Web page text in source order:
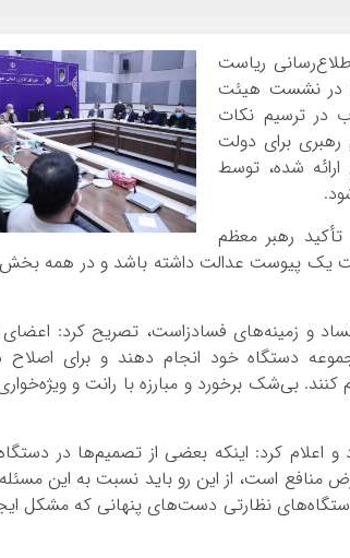
ریاست
در نشست هیئت
در ترسیم نکات
برای دولت
شده، توسط
رهبر معظم
دولت یک پیوست عدالت داشته باشد و در همه
و زمینه‌های فسادزاست، تصریح کرد:
دستگاه خود انجام دهند و برای اصلاح
بی‌شک برخورد و مبارزه با رانت و
اعلام کرد: اینکه بعضی از تصمیم‌ها در
منافع است، از این رو باید نسبت به این
نظارتی دست‌های پنهانی که مشکل